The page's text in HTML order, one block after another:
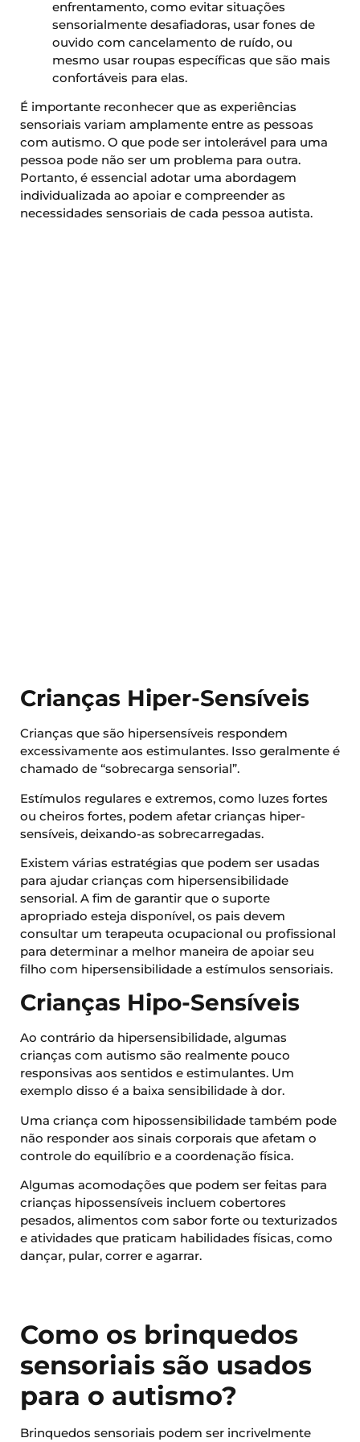
enfrentamento, como evitar situações
sensorialmente desafiadoras, usar fones de
ouvido com cancelamento de ruído, ou
mesmo usar roupas específicas que são mais
confortáveis para elas.
É importante reconhecer que as experiências
sensoriais variam amplamente entre as pessoas
com autismo. O que pode ser intolerável para uma
pessoa pode não ser um problema para outra.
Portanto, é essencial adotar uma abordagem
individualizada ao apoiar e compreender as
necessidades sensoriais de cada pessoa autista.
Crianças Hiper-Sensíveis
Crianças que são hipersensíveis respondem
excessivamente aos estimulantes. Isso geralmente é
chamado de “sobrecarga sensorial”.
Estímulos regulares e extremos, como luzes fortes
ou cheiros fortes, podem afetar crianças hiper-
sensíveis, deixando-as sobrecarregadas.
Existem várias estratégias que podem ser usadas
para ajudar crianças com hipersensibilidade
sensorial. A fim de garantir que o suporte
apropriado esteja disponível, os pais devem
consultar um terapeuta ocupacional ou profissional
para determinar a melhor maneira de apoiar seu
filho com hipersensibilidade a estímulos sensoriais.
Crianças Hipo-Sensíveis
Ao contrário da hipersensibilidade, algumas
crianças com autismo são realmente pouco
responsivas aos sentidos e estimulantes. Um
exemplo disso é a baixa sensibilidade à dor.
Uma criança com hipossensibilidade também pode
não responder aos sinais corporais que afetam o
controle do equilíbrio e a coordenação física.
Algumas acomodações que podem ser feitas para
crianças hipossensíveis incluem cobertores
pesados, alimentos com sabor forte ou texturizados
e atividades que praticam habilidades físicas, como
dançar, pular, correr e agarrar.
Como os brinquedos
sensoriais são usados ​​
para o autismo?
Brinquedos sensoriais podem ser incrivelmente